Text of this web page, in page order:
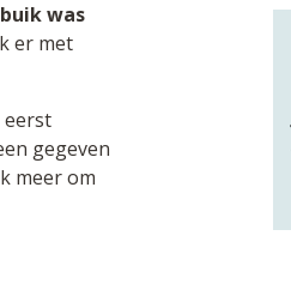
was
er met
eerst
gegeven
meer om